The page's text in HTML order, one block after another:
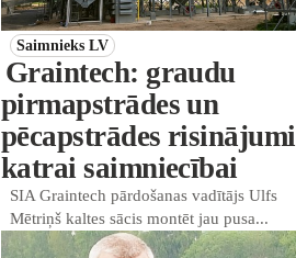
Saimnieks LV
Graintech: graudu
pirmapstrādes un
pēcapstrādes risinājumi
katrai saimniecībai
SIA Graintech pārdošanas vadītājs Ulfs
Mētriņš kaltes sācis montēt jau pusa...